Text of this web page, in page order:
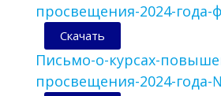
просвещения-2024-года-
Скачать
Письмо-о-курсах-
просвещения-2024-года-